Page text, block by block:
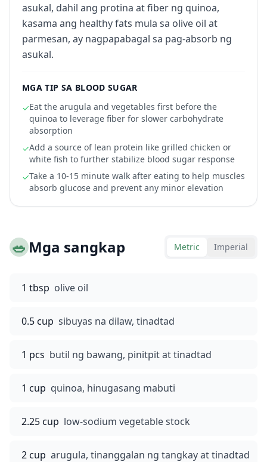
asukal, dahil ang protina at fiber ng quinoa,
kasama ang healthy fats mula sa olive oil at
parmesan, ay nagpapabagal sa pag-absorb ng
asukal.
MGA TIP SA BLOOD SUGAR
✓Eat the arugula and vegetables first before the
quinoa to leverage fiber for slower carbohydrate
absorption
✓Add a source of lean protein like grilled chicken or
white fish to further stabilize blood sugar response
✓Take a 10-15 minute walk after eating to help muscles
absorb glucose and prevent any minor elevation
🥗Mga sangkap Metric Imperial
1 tbsp olive oil
0.5 cup sibuyas na dilaw, tinadtad
1 pcs butil ng bawang, pinitpit at tinadtad
1 cup quinoa, hinugasang mabuti
2.25 cup low-sodium vegetable stock
2 cup arugula, tinanggalan ng tangkay at tinadtad